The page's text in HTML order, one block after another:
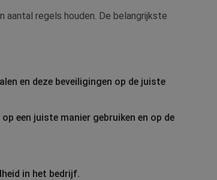
aantal regels houden. De belangrijkste
en deze beveiligingen op de juiste
een juiste manier gebruiken en op de
in het bedrijf.